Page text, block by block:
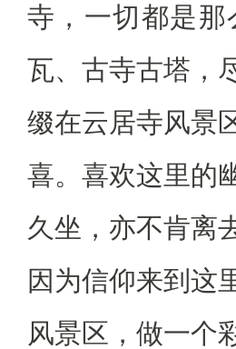
寺，一切都是
瓦、古寺古塔，
缀在云居寺风景
喜。喜欢这里的
久坐，亦不肯离
因为信仰来到这
风景区，做一个